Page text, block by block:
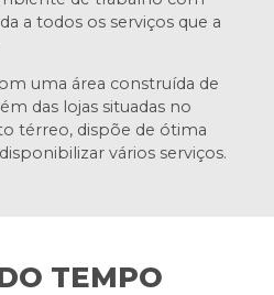
a todos os serviços que a
uma área construída de
das lojas situadas no
térreo, dispõe de ótima
vários serviços.
TEMPO